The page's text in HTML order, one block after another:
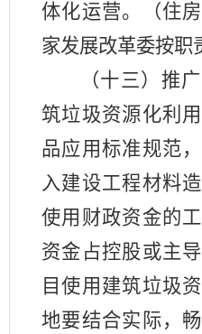
体化运营。（住
家发展改革委按职
（十三）推
筑垃圾资源化利
品应用标准规范
入建设工程材料
使用财政资金的
资金占控股或主
目使用建筑垃圾
地要结合实际，